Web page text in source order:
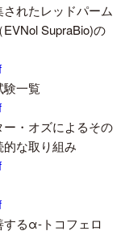
れたレッドパーム
SupraBio)の
験一覧
・オズによるその
な取り組み
するα-トコフェロ